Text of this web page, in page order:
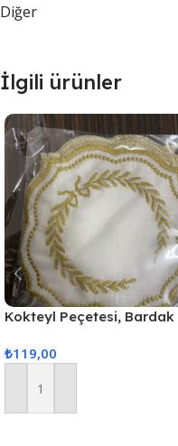
Diğer
İlgili ürünler
Kokteyl Peçetesi, Bardak
Peçetesi Gold
₺119,00
Sepete Ekle